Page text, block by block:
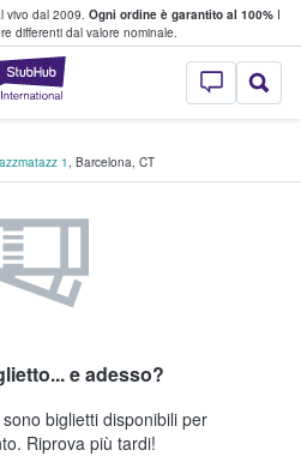
vivo dal 2009. Ogni ordine è garantito al 100%I
differenti dal valore nominale.
StubHub - Dove
biglietti
1, Barcelona, CT
e adesso?
biglietti disponibili per
Riprova più tardi!